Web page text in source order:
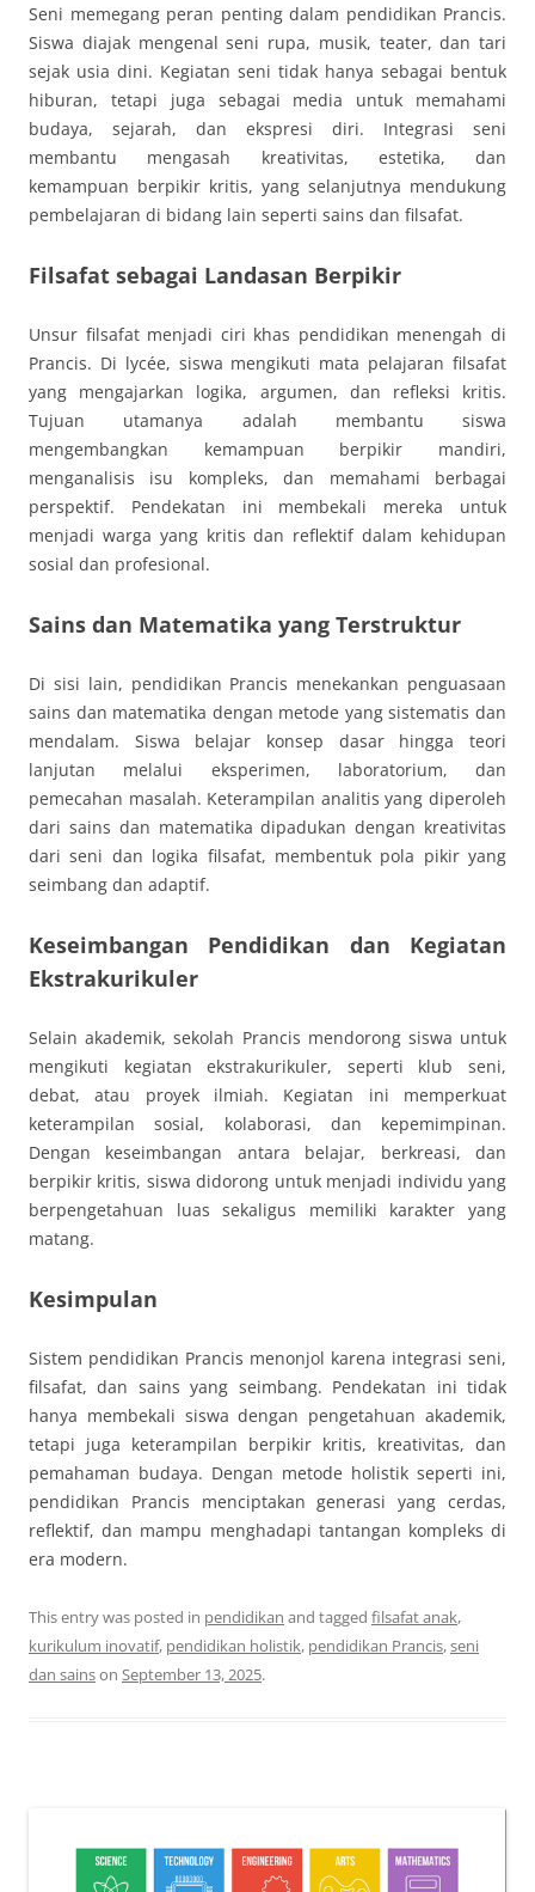
Seni memegang peran penting dalam pendidikan Prancis.
Siswa diajak mengenal seni rupa, musik, teater, dan tari
sejak usia dini. Kegiatan seni tidak hanya sebagai bentuk
hiburan, tetapi juga sebagai media untuk memahami
budaya, sejarah, dan ekspresi diri. Integrasi seni
membantu mengasah kreativitas, estetika, dan
kemampuan berpikir kritis, yang selanjutnya mendukung
pembelajaran di bidang lain seperti sains dan filsafat.
Filsafat sebagai Landasan Berpikir
Unsur filsafat menjadi ciri khas pendidikan menengah di
Prancis. Di lycée, siswa mengikuti mata pelajaran filsafat
yang mengajarkan logika, argumen, dan refleksi kritis.
Tujuan utamanya adalah membantu siswa
mengembangkan kemampuan berpikir mandiri,
menganalisis isu kompleks, dan memahami berbagai
perspektif. Pendekatan ini membekali mereka untuk
menjadi warga yang kritis dan reflektif dalam kehidupan
sosial dan profesional.
Sains dan Matematika yang Terstruktur
Di sisi lain, pendidikan Prancis menekankan penguasaan
sains dan matematika dengan metode yang sistematis dan
mendalam. Siswa belajar konsep dasar hingga teori
lanjutan melalui eksperimen, laboratorium, dan
pemecahan masalah. Keterampilan analitis yang diperoleh
dari sains dan matematika dipadukan dengan kreativitas
dari seni dan logika filsafat, membentuk pola pikir yang
seimbang dan adaptif.
Keseimbangan Pendidikan dan Kegiatan
Ekstrakurikuler
Selain akademik, sekolah Prancis mendorong siswa untuk
mengikuti kegiatan ekstrakurikuler, seperti klub seni,
debat, atau proyek ilmiah. Kegiatan ini memperkuat
keterampilan sosial, kolaborasi, dan kepemimpinan.
Dengan keseimbangan antara belajar, berkreasi, dan
berpikir kritis, siswa didorong untuk menjadi individu yang
berpengetahuan luas sekaligus memiliki karakter yang
matang.
Kesimpulan
Sistem pendidikan Prancis menonjol karena integrasi seni,
filsafat, dan sains yang seimbang. Pendekatan ini tidak
hanya membekali siswa dengan pengetahuan akademik,
tetapi juga keterampilan berpikir kritis, kreativitas, dan
pemahaman budaya. Dengan metode holistik seperti ini,
pendidikan Prancis menciptakan generasi yang cerdas,
reflektif, dan mampu menghadapi tantangan kompleks di
era modern.
This entry was posted in pendidikan and tagged filsafat anak,
kurikulum inovatif, pendidikan holistik, pendidikan Prancis,seni
dan sainson September 13, 2025.